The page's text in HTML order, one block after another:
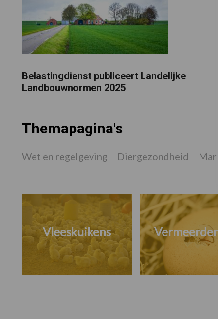
Belastingdienst publiceert Landelijke
Landbouwnormen 2025
Themapagina's
Wet en regelgeving Diergezondheid
Vleeskuikens